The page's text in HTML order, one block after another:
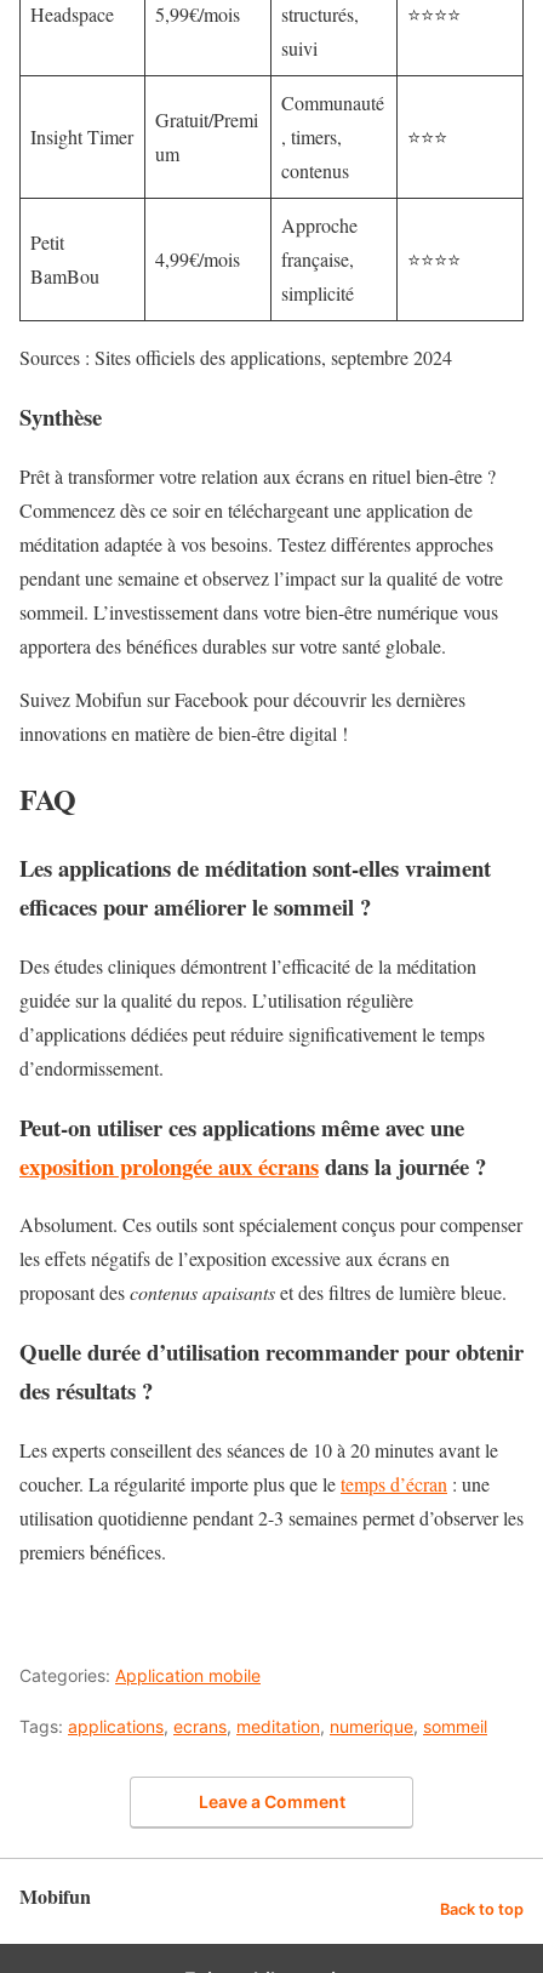
Headspace 5,99€/mois
structurés,
suivi
⭐⭐⭐⭐
Insight Timer
Gratuit/Premi
um
Communauté
, timers,
contenus
⭐⭐⭐
Petit
BamBou
4,99€/mois
Approche
française,
simplicité
⭐⭐⭐⭐
Sources : Sites officiels des applications, septembre 2024
Synthèse
Prêt à transformer votre relation aux écrans en rituel bien-être ?
Commencez dès ce soir en téléchargeant une application de
méditation adaptée à vos besoins. Testez différentes approches
pendant une semaine et observez l’impact sur la qualité de votre
sommeil. L’investissement dans votre bien-être numérique vous
apportera des bénéfices durables sur votre santé globale.
Suivez Mobifun sur Facebook pour découvrir les dernières
innovations en matière de bien-être digital !
FAQ
Les applications de méditation sont-elles vraiment
efficaces pour améliorer le sommeil ?
Des études cliniques démontrent l’efficacité de la méditation
guidée sur la qualité du repos. L’utilisation régulière
d’applications dédiées peut réduire significativement le temps
d’endormissement.
Peut-on utiliser ces applications même avec une
exposition prolongée aux écransdans la journée ?
Absolument. Ces outils sont spécialement conçus pour compenser
les effets négatifs de l’exposition excessive aux écrans en
proposant descontenus apaisantset des filtres de lumière bleue.
Quelle durée d’utilisation recommander pour obtenir
des résultats ?
Les experts conseillent des séances de 10 à 20 minutes avant le
coucher. La régularité importe plus que letemps d’écran : une
utilisation quotidienne pendant 2-3 semaines permet d’observer les
premiers bénéfices.
Categories: Application mobile
Tags: applications, ecrans, meditation, numerique, sommeil
Leave a Comment
Mobifun Back to top